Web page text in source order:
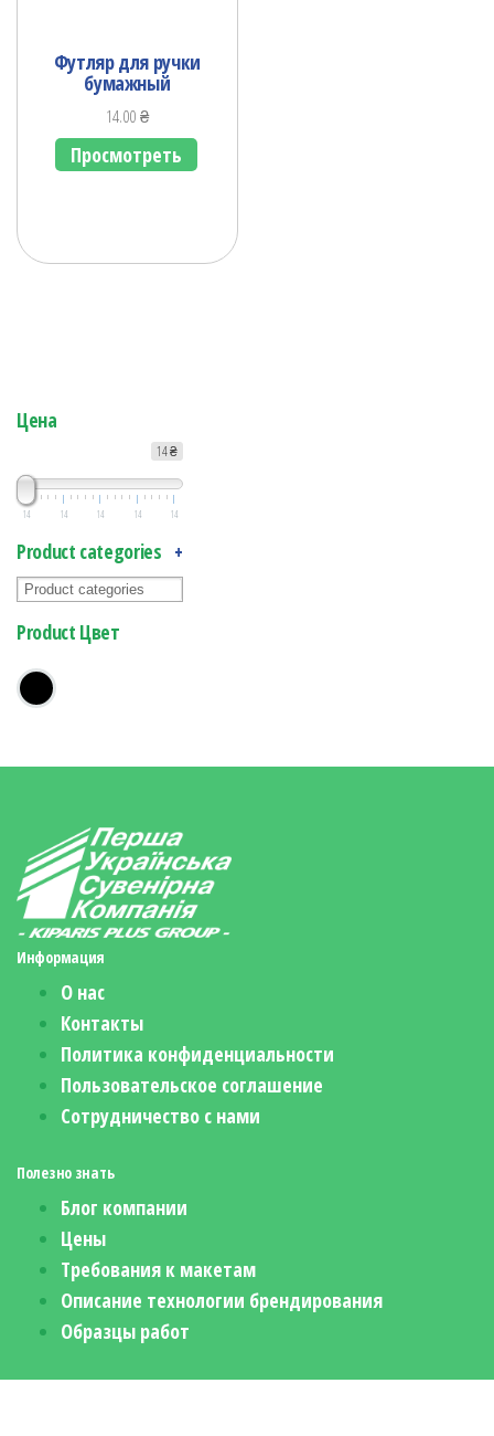
Футляр для ручки
бумажный
14.00₴
Просмотреть
Цена
14 ₴
14 14 14 14 14
Product categories +
Product Цвет
Информация
О нас
Контакты
Политика конфиденциальности
Пользовательское соглашение
Сотрудничество с нами
Полезно знать
Блог компании
Цены
Требования к макетам
Описание технологии брендирования
Образцы работ